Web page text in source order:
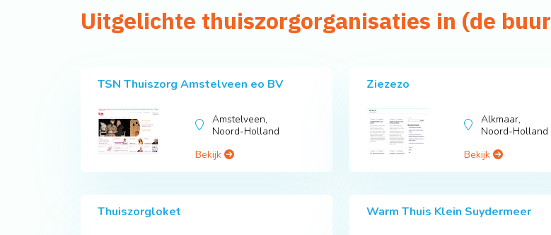
Uitgelichte thuiszorgorganisaties in (de
TSN Thuiszorg Amstelveen eo BV
Amstelveen,
Noord-Holland
Bekijk
Ziezezo
Alkmaar,
Noord-Holland
Bekijk
Thuiszorgloket Warm Thuis Klein Suydermeer